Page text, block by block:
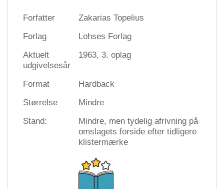
Forfatter
Zakarias Topelius
Forlag
Lohses Forlag
Aktuelt
udgivelsesår
1963, 3. oplag
Format
Hardback
Størrelse
Mindre
Stand:
Mindre, men tydelig afrivning på
omslagets forside efter tidligere
klistermærke